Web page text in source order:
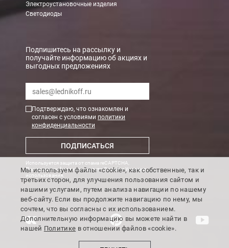
Электроустановочные изделия
Светодиоды
Подпишитесь на рассылку и
получайте информацию об акциях и
выгодных предложениях
Подтверждаю, что ознакомлен и
согласен с условиями политики
конфиденциальности
ПОДПИСАТЬСЯ
Используется защита от спама reCAPTCHA,
Политика конфиденциальности GoogleиУсловия
использования
Мы используем файлы «cookie», как собственные, так и
третьих сторон, для улучшения пользования сайтом и
нашими услугами, путем анализа навигации по нашему
веб-сайту. Если вы продолжите навигацию по нему, мы
сочтем, что вы согласны с их использованием.
Дополнительную информацию вы можете найти в
нашей Политике в отношении файлов «cookie».